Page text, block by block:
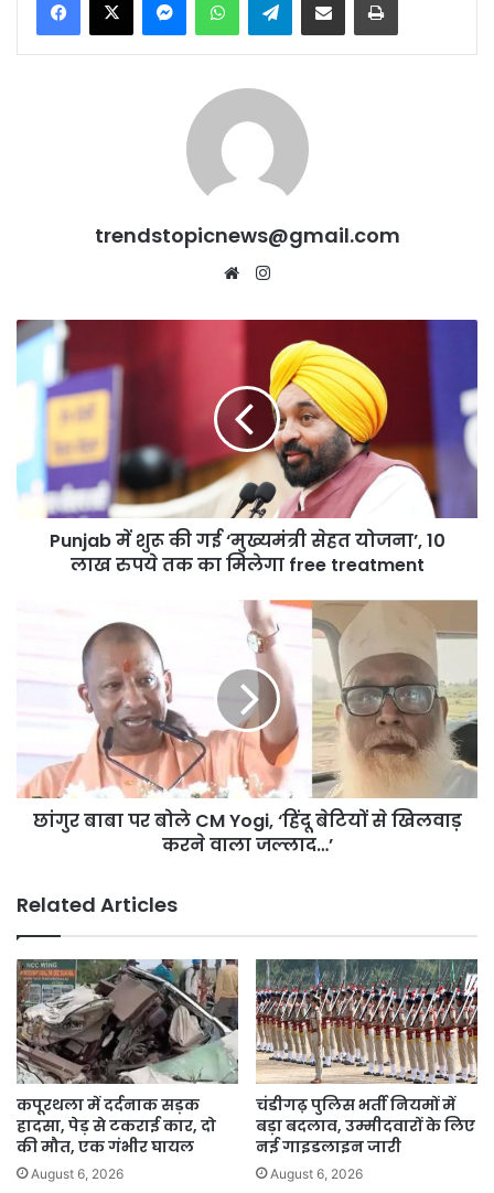
trendstopicnews@gmail.com
Website
Punjab
में
‘मुख्यमंत्री
सेहत
योजना’,
treatment
Punjab में शुरू की गई ‘मुख्यमंत्री सेहत योजना’, 10
लाख रुपये तक का मिलेगा free treatment
बोले
बेटियों
से
खिलवाड़
छांगुर बाबा पर बोले CM Yogi, ‘हिंदू बेटियों से खिलवाड़
करने वाला जल्लाद…’
Related Articles
कपूरथला में दर्दनाक सड़क
हादसा, पेड़ से टकराई कार, दो
की मौत, एक गंभीर घायल
August 6, 2026
चंडीगढ़ पुलिस भर्ती नियमों में
बड़ा बदलाव, उम्मीदवारों के लिए
नई गाइडलाइन जारी
August 6, 2026